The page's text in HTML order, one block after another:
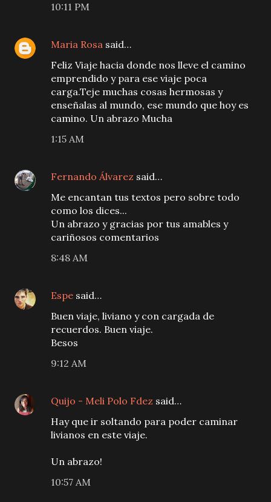
10:11 PM
Maria Rosa said…
Feliz Viaje hacia donde nos lleve el camino
emprendido y para ese viaje poca
carga.Teje muchas cosas hermosas y
enseñalas al mundo, ese mundo que hoy es
camino. Un abrazo Mucha
1:15 AM
Fernando Álvarez said…
Me encantan tus textos pero sobre todo
como los dices...
Un abrazo y gracias por tus amables y
cariñosos comentarios
8:48 AM
Espe said…
Buen viaje, liviano y con cargada de
recuerdos. Buen viaje.
Besos
9:12 AM
Quijo - Meli Polo Fdez said…
Hay que ir soltando para poder caminar
livianos en este viaje.
Un abrazo!
10:57 AM